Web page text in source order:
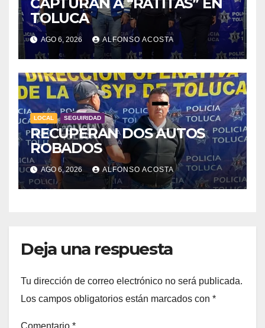
TOLUCA
AGO 6, 2026 ALFONSO ACOSTA
LOCAL SEGUIRIDAD
RECUPERAN DOS AUTOS
ROBADOS
AGO 6, 2026 ALFONSO ACOSTA
Deja una respuesta
Tu dirección de correo electrónico no será publicada.
Los campos obligatorios están marcados con *